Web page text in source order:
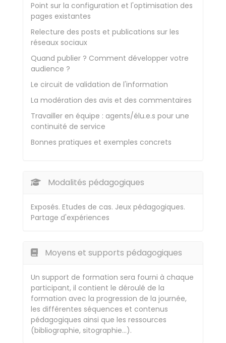
Point sur la configuration et l'optimisation des
pages existantes
Relecture des posts et publications sur les
réseaux sociaux
Quand publier ? Comment développer votre
audience ?
Le circuit de validation de l'information
La modération des avis et des commentaires
Travailler en équipe : agents/élu.e.s pour une
continuité de service
Bonnes pratiques et exemples concrets
Modalités pédagogiques
Exposés. Etudes de cas. Jeux pédagogiques.
Partage d'expériences
Moyens et supports pédagogiques
Un support de formation sera fourni à chaque
participant, il contient le déroulé de la
formation avec la progression de la journée,
les différentes séquences et contenus
pédagogiques ainsi que les ressources
(bibliographie, sitographie…).